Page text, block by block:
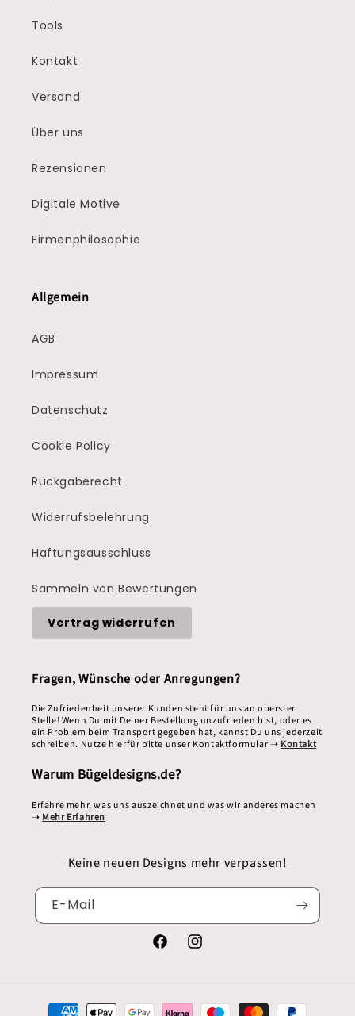
Tools
Kontakt
Versand
Über uns
Rezensionen
Digitale Motive
Firmenphilosophie
Allgemein
AGB
Impressum
Datenschutz
Cookie Policy
Rückgaberecht
Widerrufsbelehrung
Haftungsausschluss
Sammeln von Bewertungen
Vertrag widerrufen
Fragen, Wünsche oder Anregungen?
Die Zufriedenheit unserer Kunden steht für uns an oberster
Stelle! Wenn Du mit Deiner Bestellung unzufrieden bist, oder es
ein Problem beim Transport gegeben hat, kannst Du uns jederzeit
schreiben. Nutze hierfür bitte unser Kontaktformular ➝ Kontakt
Warum Bügeldesigns.de?
Erfahre mehr, was uns auszeichnet und was wir anderes machen
➝Mehr Erfahren
Keine neuen Designs mehr verpassen!
E-Mail
FacebookInstagram
Zahlungsmethoden